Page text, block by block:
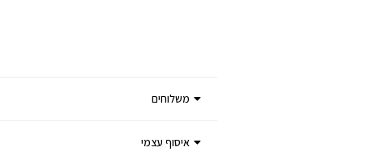
משלוחים
איסוף עצמי